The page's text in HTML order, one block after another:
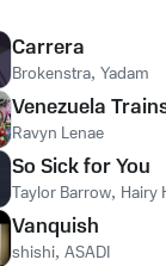
Carrera
Brokenstra, Yadam
Venezuela
Ravyn Lenae
So Sick for You
Taylor Barrow, Hairy
Vanquish
shishi, ASADI